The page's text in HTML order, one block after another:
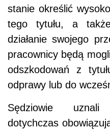
stanie określić
tego tytułu, a
działanie swojego
pracownicy będą
odszkodowań z
odprawy lub do
Sędziowie
dotychczas